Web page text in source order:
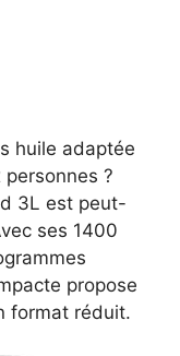
huile adaptée
?
3L est peut-
ses 1400
propose
format réduit.